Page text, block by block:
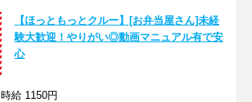
【ほっともっとクルー】[お弁当屋さん]未経
験大歓迎！やりがい◎動画マニュアル有で安
心
時給 1150円